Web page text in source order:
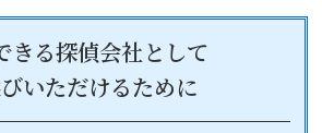
きる探偵会社として
いただけるために